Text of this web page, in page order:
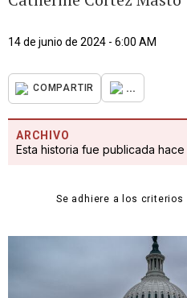
14 de junio de 2024 - 6:00 AM
COMPARTIR ...
ARCHIVO
Esta historia fue publicada hace
Se adhiere a los criterios